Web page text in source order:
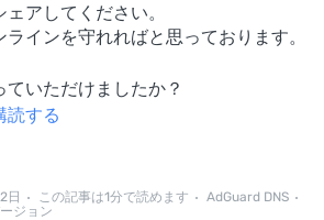
アしてください。
インを守れればと思っております。
いただけましたか？
読する
日 この記事は1分で読めます
AdGuard DNS
ジョン